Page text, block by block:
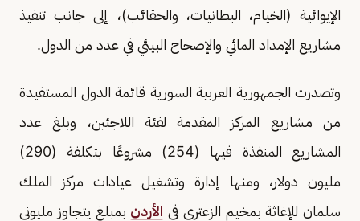
الإيوائية (الخيام، البطانيات، والحقائب)، إلى جانب تنفيذ
مشاريع الإمداد المائي والإصحاح البيئي في عدد من الدول.
وتصدرت الجمهورية العربية السورية قائمة الدول المستفيدة
من مشاريع المركز المقدمة لفئة اللاجئين، وبلغ عدد
المشاريع المنفذة فيها (254) مشروعًا بتكلفة (290)
مليون دولار، ومنها إدارة وتشغيل عيادات مركز الملك
سلمان للإغاثة بمخيم الزعتري في الأردن بمبلغ يتجاوز مليوني